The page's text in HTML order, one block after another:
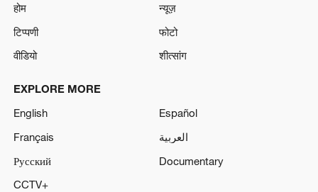
होम
न्यूज़
टिप्पणी
फोटो
वीडियो
शीत्सांग
EXPLORE MORE
English
Español
Français
العربية
Русский
Documentary
CCTV+